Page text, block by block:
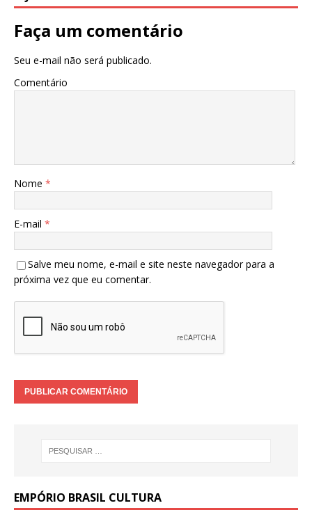
Faça um comentário
Seu e-mail não será publicado.
Comentário
Nome *
E-mail *
Salve meu nome, e-mail e site neste navegador para a
próxima vez que eu comentar.
EMPÓRIO BRASIL CULTURA